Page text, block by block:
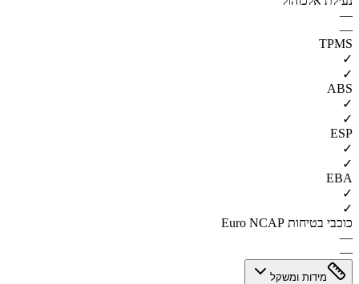
—
—
TPMS
✓
✓
ABS
✓
✓
ESP
✓
✓
EBA
✓
✓
כוכבי בטיחות Euro NCAP
—
—
מידות ומשקל